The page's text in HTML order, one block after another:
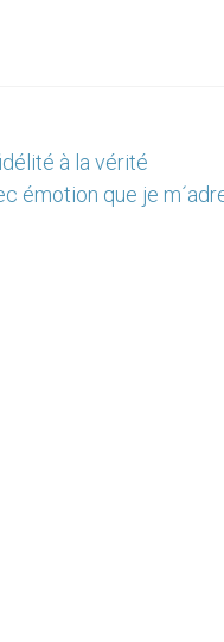
à la vérité
émotion que je